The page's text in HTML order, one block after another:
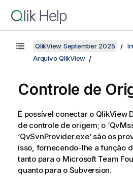
QlikView September 2025
Arquivo QlikView
Controle de
É possível conectar o QlikView
de controle de origem; o
‘QvSvnProvider.exe’ são os
isso, fornecendo-lhe a função
tanto para o Microsoft Team
quanto para o Subversion.